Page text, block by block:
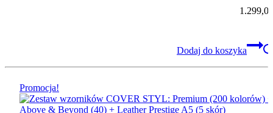
Dodaj do koszyka
Promocja!